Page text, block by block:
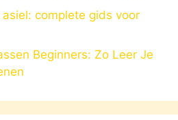
complete gids voor
Beginners: Zo Leer Je